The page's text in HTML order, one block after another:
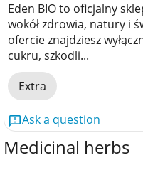
Medicinal herbs
Eden BIO to oficjalny
wokół zdrowia, natury i
ofercie znajdziesz
cukru, szkodli...
Extra
Ask a question